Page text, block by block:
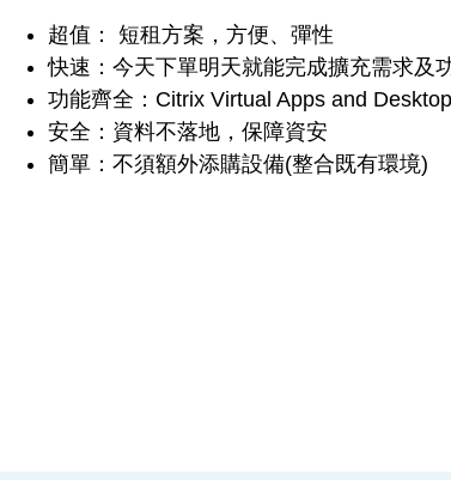
超值： 短租方案，方便、彈性
快速：今天下單明天就能完成擴充需求及
功能齊全：Citrix Virtual Apps and
安全：資料不落地，保障資安
簡單：不須額外添購設備(整合既有環境)